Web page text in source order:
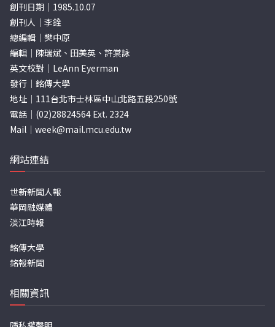
創刊日期｜1985.10.07
創刊人｜李銓
總編輯｜樊中原
編輯｜陳瑞斌、田美英、許棠詠
英文校對｜LeAnn Eyerman
發行｜銘傳大學
地址｜111台北市士林區中山北路五段250號
電話｜(02)28824564 Ext. 2324
Mail｜ week@mail.mcu.edu.tw
網站連結
世新新聞人報
華岡融媒體
淡江時報
銘傳大學
銘報新聞
相關資訊